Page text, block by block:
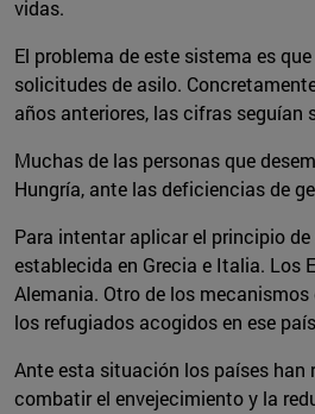
vidas.
El problema de este sistema es
solicitudes de asilo.
años anteriores, las cifras seguían
Muchas de las personas que
Hungría, ante las deficiencias de
Para intentar aplicar el principio
establecida en Grecia e Italia. Los
Alemania. Otro de los
los refugiados acogidos en ese
Ante esta situación los países han
combatir el envejecimiento y la